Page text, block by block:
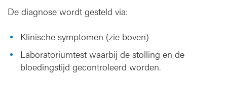
De diagnose wordt gesteld via:
Klinische symptomen (zie boven)
Laboratoriumtest waarbij de stolling en de
bloedingstijd gecontroleerd worden.